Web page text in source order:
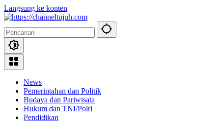
Langsung ke konten
News
Pemerintahan dan Politik
Budaya dan Pariwisata
Hukum dan TNI/Polri
Pendidikan